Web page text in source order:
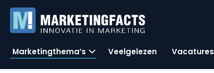
Marketingthema’s Veelgelezen Vacatures